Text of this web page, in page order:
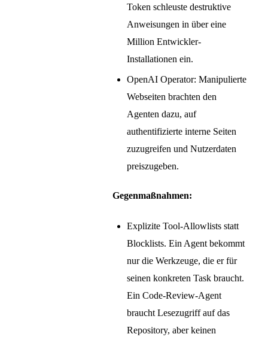
Token schleuste destruktive
Anweisungen in über eine
Million Entwickler-
Installationen ein.
OpenAI Operator: Manipulierte
Webseiten brachten den
Agenten dazu, auf
authentifizierte interne Seiten
zuzugreifen und Nutzerdaten
preiszugeben.
Gegenmaßnahmen:
Explizite Tool-Allowlists statt
Blocklists. Ein Agent bekommt
nur die Werkzeuge, die er für
seinen konkreten Task braucht.
Ein Code-Review-Agent
braucht Lesezugriff auf das
Repository, aber keinen